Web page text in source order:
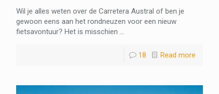
Wil je alles weten over de Carretera Austral of ben je
gewoon eens aan het rondneuzen voor een nieuw
fietsavontuur? Het is misschien ...
18 Read more